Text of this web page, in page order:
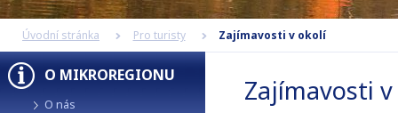
Úvodní stránka Pro turisty Zajímavosti v okolí
O MIKROREGIONU
O nás
Zajímavosti